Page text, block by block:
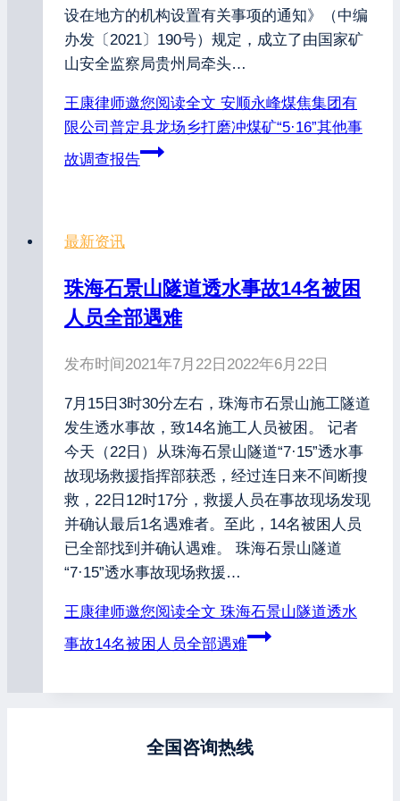
设在地方的机构设置有关事项的通知》（中编
办发〔2021〕190号）规定，成立了由国家矿
山安全监察局贵州局牵头…
王康律师邀您阅读全文 安顺永峰煤焦集团有
限公司普定县龙场乡打磨冲煤矿“5·16”其他事
故调查报告
最新资讯
珠海石景山隧道透水事故14名被困
人员全部遇难
发布时间2021年7月22日 2022年6月22日
7月15日3时30分左右，珠海市石景山施工隧道
发生透水事故，致14名施工人员被困。 记者
今天（22日）从珠海石景山隧道“7·15”透水事
故现场救援指挥部获悉，经过连日来不间断搜
救，22日12时17分，救援人员在事故现场发现
并确认最后1名遇难者。至此，14名被困人员
已全部找到并确认遇难。 珠海石景山隧道
“7·15”透水事故现场救援…
王康律师邀您阅读全文 珠海石景山隧道透水
事故14名被困人员全部遇难
全国咨询热线